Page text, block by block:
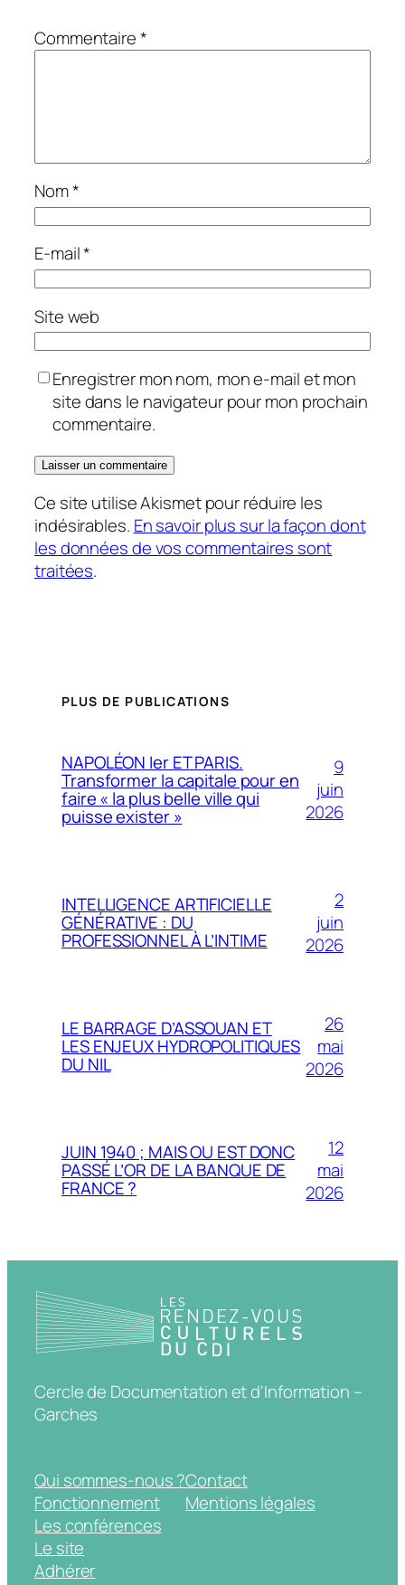
Commentaire*
Nom*
E-mail*
Site web
Enregistrer mon nom, mon e-mail et mon
site dans le navigateur pour mon prochain
commentaire.
Ce site utilise Akismet pour réduire les
indésirables. En savoir plus sur la façon dont
les données de vos commentaires sont
traitées.
PLUS DE PUBLICATIONS
NAPOLÉON Ier ET PARIS.
Transformer la capitale pour en
faire « la plus belle ville qui
puisse exister »
9
juin
2026
INTELLIGENCE ARTIFICIELLE
GÉNÉRATIVE : DU
PROFESSIONNEL À L’INTIME
2
juin
2026
LE BARRAGE D’ASSOUAN ET
LES ENJEUX HYDROPOLITIQUES
DU NIL
26
mai
2026
JUIN 1940 ; MAIS OU EST DONC
PASSÉ L’OR DE LA BANQUE DE
FRANCE ?
12
mai
2026
Cercle de Documentation et d'Information –
Garches
Qui sommes-nous ?
Fonctionnement
Les conférences
Le site
Adhérer
Contact
Mentions légales